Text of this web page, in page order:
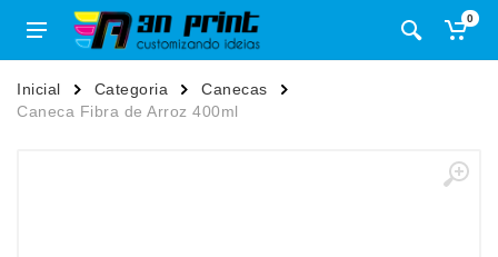
0
Inicial Categoria
Canecas
Caneca Fibra de Arroz 400ml